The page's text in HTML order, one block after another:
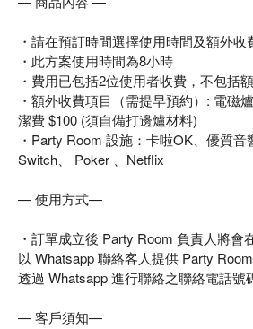
・請在預訂時間選擇使用時間及額外收
・此方案使用時間為8小時
・費用已包括2位使用者收費，不包括
・額外收費項目（需提早預約）: 電磁
潔費 $100 (須自備打邊爐材料)
・Party Room 設施：卡啦OK、優質音
Switch、 Poker 、Netflix
— 使用方式—
・訂單成立後 Party Room 負責人將會
以 Whatsapp 聯絡客人提供 Party
透過 Whatsapp 進行聯絡之聯絡電話號
— 客戶須知—